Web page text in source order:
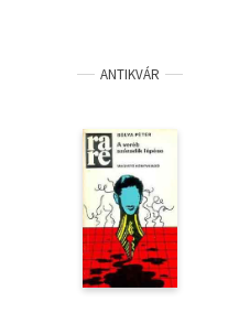
ANTIKVÁR